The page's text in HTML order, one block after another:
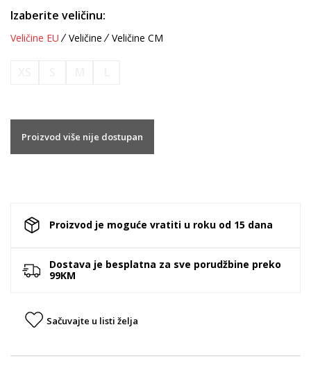
Izaberite veličinu:
Veličine EU Veličine Veličine CM
Proizvod više nije dostupan
Proizvod je moguće vratiti u roku od 15 dana
Dostava je besplatna za sve porudžbine preko
99KM
Sačuvajte u listi želja